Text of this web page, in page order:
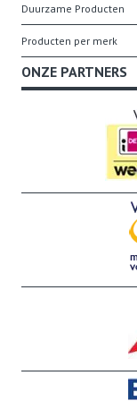
Duurzame Producten
Producten per merk
ONZE PARTNERS